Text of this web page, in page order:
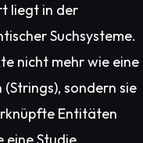
liegt in der
Suchsysteme.
nicht mehr wie eine
sondern sie
Entitäten